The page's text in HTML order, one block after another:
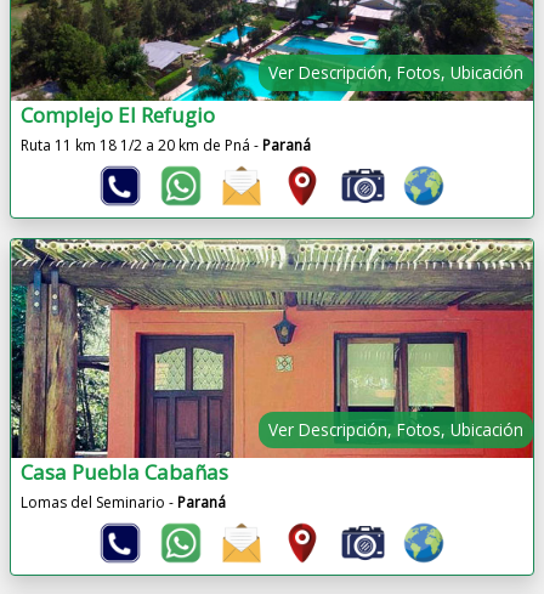
Ver Descripción, Fotos, Ubicación
Complejo El Refugio
Ruta 11 km 18 1/2 a 20 km de Pná -Paraná
Ver Descripción, Fotos, Ubicación
Casa Puebla Cabañas
Lomas del Seminario -Paraná